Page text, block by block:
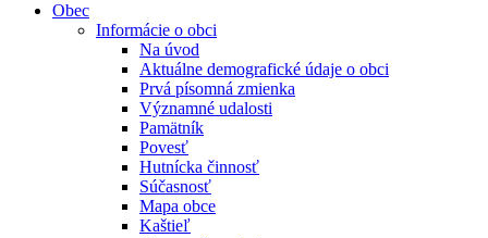
Obec
Informácie o obci
Na úvod
Aktuálne demografické údaje o obci
Prvá písomná zmienka
Významné udalosti
Pamätník
Povesť
Hutnícka činnosť
Súčasnosť
Mapa obce
Kaštieľ